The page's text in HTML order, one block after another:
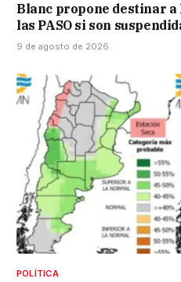
Blanc propone destinar a
las PASO si son
9 de agosto de 2026
POLÍTICA